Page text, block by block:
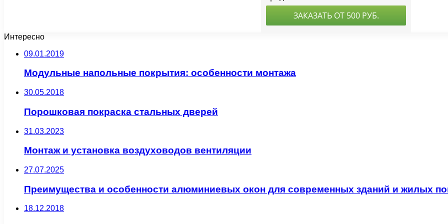
Интересно
09.01.2019
Модульные напольные покрытия: особенности монтажа
30.05.2018
Порошковая покраска стальных дверей
31.03.2023
Монтаж и установка воздуховодов вентиляции
27.07.2025
Преимущества и особенности алюминиевых окон для современных зданий и жилых
18.12.2018